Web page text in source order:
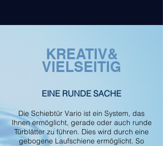
KREATIV&
VIELSEITIG
EINE RUNDE SACHE
Die Schiebtür Vario ist ein System, das
Ihnen ermöglicht, gerade oder auch runde
Türblätter zu führen. Dies wird durch eine
gebogene Laufschiene ermöglicht. So